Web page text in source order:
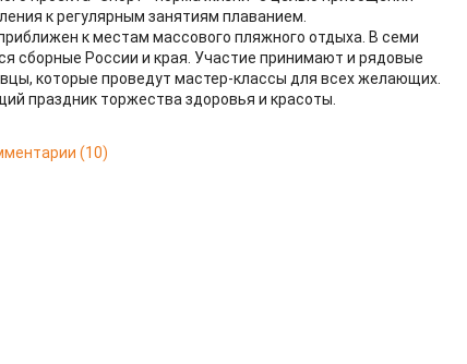
к регулярным занятиям плаванием.
к местам массового пляжного отдыха. В семи
сборные России и края. Участие принимают и рядовые
которые проведут мастер-классы для всех желающих.
праздник торжества здоровья и красоты.
(10)